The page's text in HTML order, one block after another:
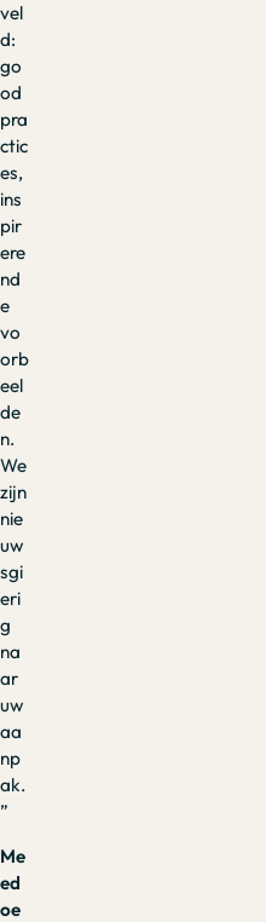
vel
d:
go
od
pra
ctic
es,
ins
pir
ere
nd
e
vo
orb
eel
de
n.
We
zijn
nie
uw
sgi
eri
g
na
ar
uw
aa
np
ak.
”
Me
ed
oe